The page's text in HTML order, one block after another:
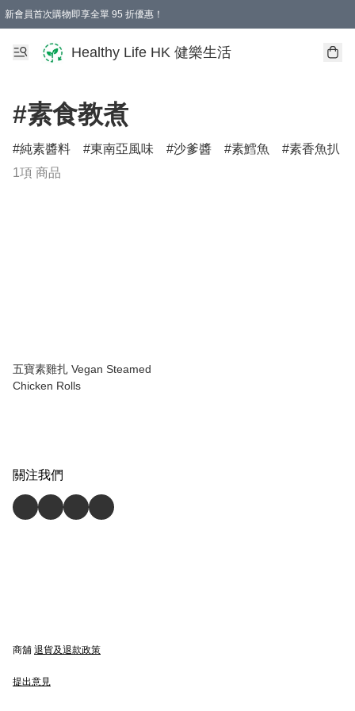
新會員首次購物即享全單 95 折優惠！
Healthy Life HK 健樂生活
#素食教煮
純素醬料 東南亞風味 沙爹醬 素鱈魚
素香魚扒
1項 商品
五寶素雞扎 Vegan Steamed
Chicken Rolls
關注我們
商舖 退貨及退款政策
提出意見